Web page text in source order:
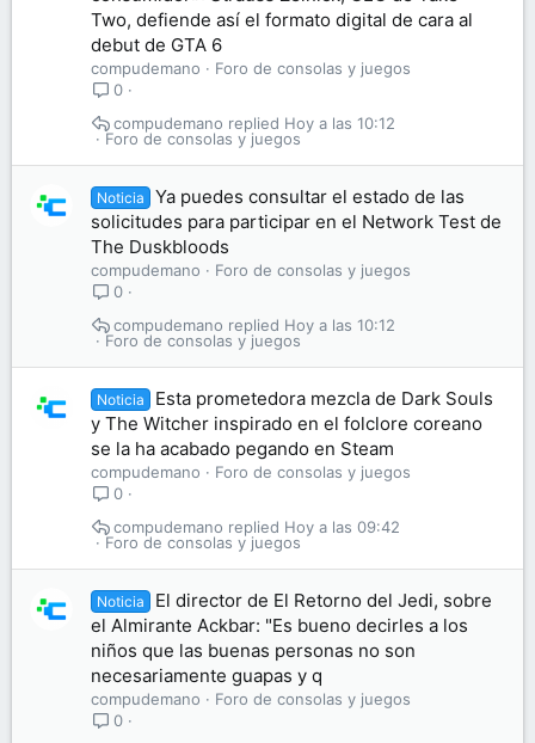
Two, defiende así el formato digital de cara al
debut de GTA 6
compudemano
Foro de consolas y juegos
0
Foro de consolas y juegos
Hoy a las 10:12
compudemano
Noticia
Ya puedes consultar el estado de las
solicitudes para participar en el Network Test de
The Duskbloods
compudemano
Foro de consolas y juegos
0
Foro de consolas y juegos
Hoy a las 10:12
compudemano
Noticia
Esta prometedora mezcla de Dark Souls
y The Witcher inspirado en el folclore coreano
se la ha acabado pegando en Steam
compudemano
Foro de consolas y juegos
0
Foro de consolas y juegos
Hoy a las 09:42
compudemano
Noticia
El director de El Retorno del Jedi, sobre
el Almirante Ackbar: "Es bueno decirles a los
niños que las buenas personas no son
necesariamente guapas y q
compudemano
Foro de consolas y juegos
0